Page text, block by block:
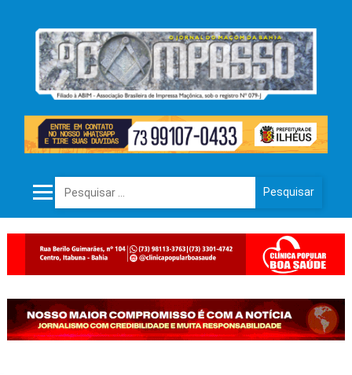
Pesquisar por: